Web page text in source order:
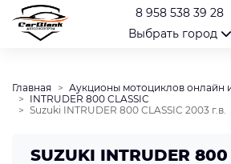
8 958 538 39 28
Выбрать город
Главная Аукционы мотоциклов онлайн
INTRUDER 800 CLASSIC
Suzuki INTRUDER 800 CLASSIC 2003 г.в.
SUZUKI INTRUDER 800